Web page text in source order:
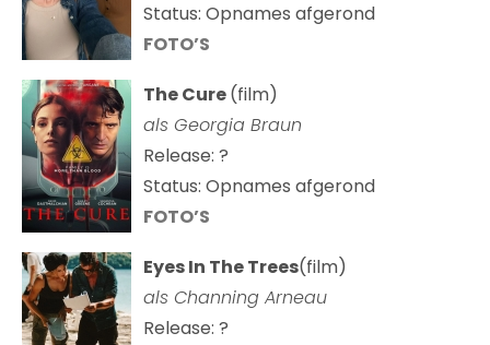
Status: Opnames afgerond
FOTO’S
The Cure(film)
als Georgia Braun
Release: ?
Status: Opnames afgerond
FOTO’S
Eyes In The Trees(film)
als Channing Arneau
Release: ?